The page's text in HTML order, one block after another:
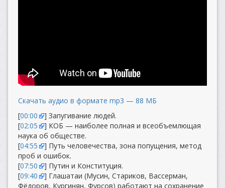
Скачать аудио в формате mp3 — 88 МБ
[00:00
] Запугивание людей.
[02:05
] КОБ — наиболее полная и всеобъемлющая
наука об обществе.
[04:55
] Путь человечества, зона попущения, метод
проб и ошибок.
[07:50
] Путин и Конституция.
[09:40
] Глашатаи (Мусин, Стариков, Вассерман,
Фёдоров, Кургинян, Фурсов) работают на сохранение